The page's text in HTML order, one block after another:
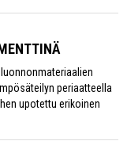
periaatteella
upotettu erikoinen